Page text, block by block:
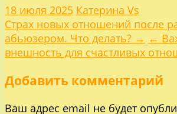
18 июля 2025 Катерина Vs
Навигация
по
записям
Страх новых отношений после
абьюзером. Что делать? → ←
внешность для счастливых
Добавить комментарий
Ваш адрес email не будет